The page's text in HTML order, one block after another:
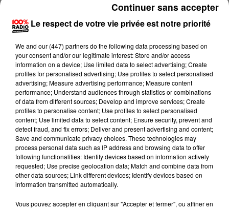
Lecture (1 min 14 sec)
100%
Le respect de votre vie privée est notre priorité
We and our (447) partnersdo the following data processing based on
your consent and/or our legitimate interest: Store and/or access
information on a device; Use limited data to select advertising; Create
profiles for personalised advertising; Use profiles to select personalised
advertising; Measure advertising performance; Measure content
performance; Understand audiences through statistics or combinations
of data from different sources; Develop and improve services; Create
profiles to personalise content; Use profiles to select personalised
content; Use limited data to select content; Ensure security, prevent and
detect fraud, and fix errors; Deliver and present advertising and content;
Save and communicate privacy choices. These technologies may
process personal data such as IP address and browsing data to offer
following functionalities: Identify devices based on information actively
requested; Use precise geolocation data; Match and combine data from
other data sources; Link different devices; Identify devices based on
information transmitted automatically.
Vous pouvez accepter en cliquant sur "Accepter et fermer", ou affiner en
Continuer sans accepter